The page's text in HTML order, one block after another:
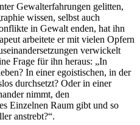
Gewalterfahrungen gelitten,
wissen, selbst auch
in Gewalt enden, hat ihn
arbeitete er mit vielen Opfern
verwickelt
Frage für ihn heraus: „In
In einer egoistischen, in der
durchsetzt? Oder in einer
nimmt, den
Einzelnen Raum gibt und so
anstrebt?“.